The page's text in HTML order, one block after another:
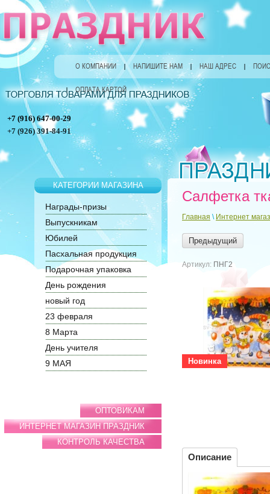
+7 (916) 647-00-29
+7 (926) 391-84-91
О КОМПАНИИ НАПИШИТЕ НАМ НАШ АДРЕС
ОПЛАТА КАРТОЙ
Салфетка
Главная \ Интернет
Предыдущий
Артикул: ПНГ2
Новинка
Описание
КАТЕГОРИИ МАГАЗИНА
Награды-призы
Выпускникам
Юбилей
Пасхальная продукция
Подарочная упаковка
День рождения
новый год
23 февраля
8 Марта
День учителя
9 МАЯ
ОПТОВИКАМ
ИНТЕРНЕТ МАГАЗИН ПРАЗДНИК
КОНТРОЛЬ КАЧЕСТВА